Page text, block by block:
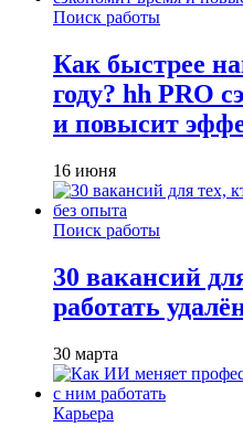
Поиск работы
Как быстрее
году? hh PRO
и повысит
16 июня
Поиск работы
30 вакансий
работать
30 марта
Карьера